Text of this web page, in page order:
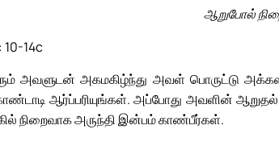
ஆறுபோல்
14c
அகமகிழ்ந்து அவள் பொருட்டு
ஆர்ப்பரியுங்கள். அப்போது அவளின் ஆறுதல்
நிறைவாக அருந்தி இன்பம் காண்பீர்கள்.